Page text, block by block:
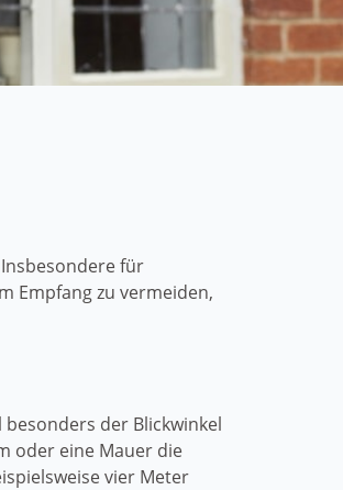
für
Empfang zu vermeiden,
der Blickwinkel
oder eine Mauer die
vier Meter